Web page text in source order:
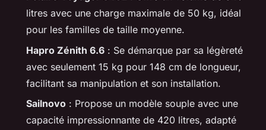
litres avec une charge maximale de 50 kg, idéal
pour les familles de taille moyenne.
Hapro Zénith 6.6 : Se démarque par sa légèreté
avec seulement 15 kg pour 148 cm de longueur,
facilitant sa manipulation et son installation.
Sailnovo : Propose un modèle souple avec une
capacité impressionnante de 420 litres, adapté